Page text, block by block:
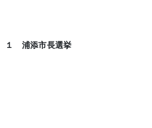
１ 浦添市長選挙